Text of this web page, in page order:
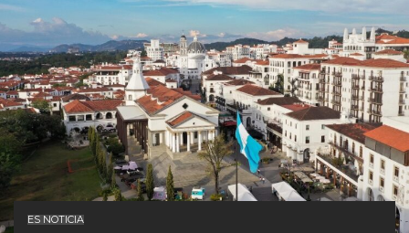
ES NOTICIA